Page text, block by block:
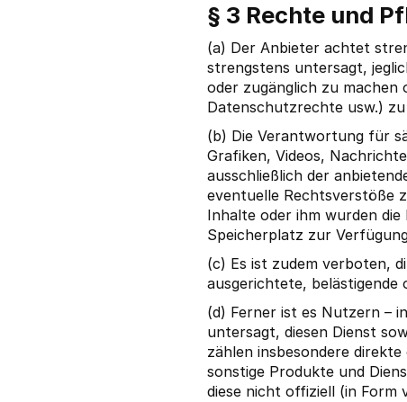
§ 3 Rechte und
(a) Der Anbieter achtet
strengstens untersagt,
oder zugänglich zu
Datenschutzrechte usw.)
(b) Die Verantwortung für
Grafiken, Videos,
ausschließlich der
eventuelle Rechtsverstöße
Inhalte oder ihm wurden
Speicherplatz zur
(c) Es ist zudem verboten,
ausgerichtete, belästigende
(d) Ferner ist es Nutzern –
untersagt, diesen Dienst
zählen insbesondere
sonstige Produkte und
diese nicht offiziell (in Form